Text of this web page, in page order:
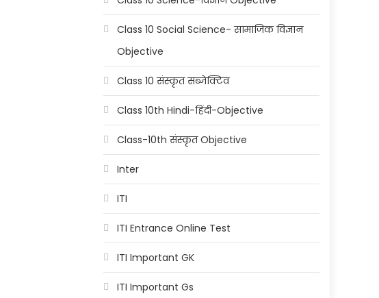
Class 10 Social Science- सामाजिक विज्ञान
Objective
Class 10 संस्कृत सब्जेक्टिव
Class 10th Hindi-हिंदी-Objective
Class-10th संस्कृत Objective
Inter
ITI
ITI Entrance Online Test
ITI Important GK
ITI Important Gs